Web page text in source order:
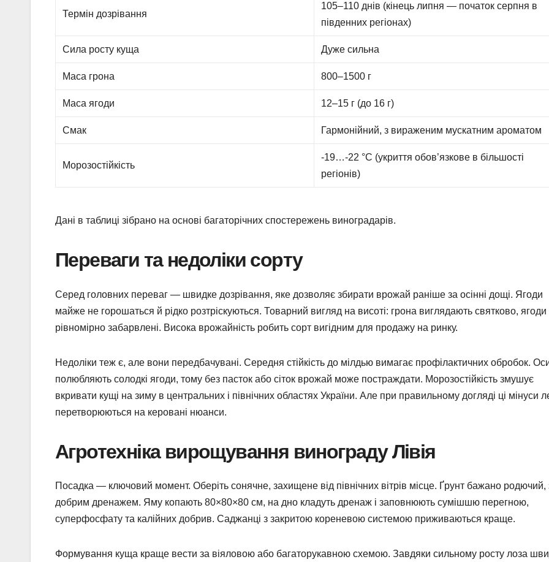
Термін дозрівання
105–110 днів (кінець липня — початок серпня в
південних регіонах)
Сила росту куща Дуже сильна
Маса грона 800–1500 г
Маса ягоди 12–15 г (до 16 г)
Смак Гармонійний, з вираженим мускатним ароматом
Морозостійкість
-19…-22 °C (укриття обов’язкове в більшості
регіонів)
Дані в таблиці зібрано на основі багаторічних спостережень виноградарів.
Переваги та недоліки сорту
Серед головних переваг — швидке дозрівання, яке дозволяє збирати врожай раніше за осінні дощі. Ягоди
майже не горошаться й рідко розтріскуються. Товарний вигляд на висоті: грона виглядають святково, ягоди
рівномірно забарвлені. Висока врожайність робить сорт вигідним для продажу на ринку.
Недоліки теж є, але вони передбачувані. Середня стійкість до мілдью вимагає профілактичних обробок.
полюбляють солодкі ягоди, тому без пасток або сіток врожай може постраждати. Морозостійкість змушує
вкривати кущі на зиму в центральних і північних областях України. Але при правильному догляді ці мінуси
перетворюються на керовані нюанси.
Агротехніка вирощування винограду Лівія
Посадка — ключовий момент. Оберіть сонячне, захищене від північних вітрів місце. Ґрунт бажано родючий,
добрим дренажем. Яму копають 80×80×80 см, на дно кладуть дренаж і заповнюють сумішшю перегною,
суперфосфату та калійних добрив. Саджанці з закритою кореневою системою приживаються краще.
Формування куща краще вести за віяловою або багаторукавною схемою. Завдяки сильному росту лоза